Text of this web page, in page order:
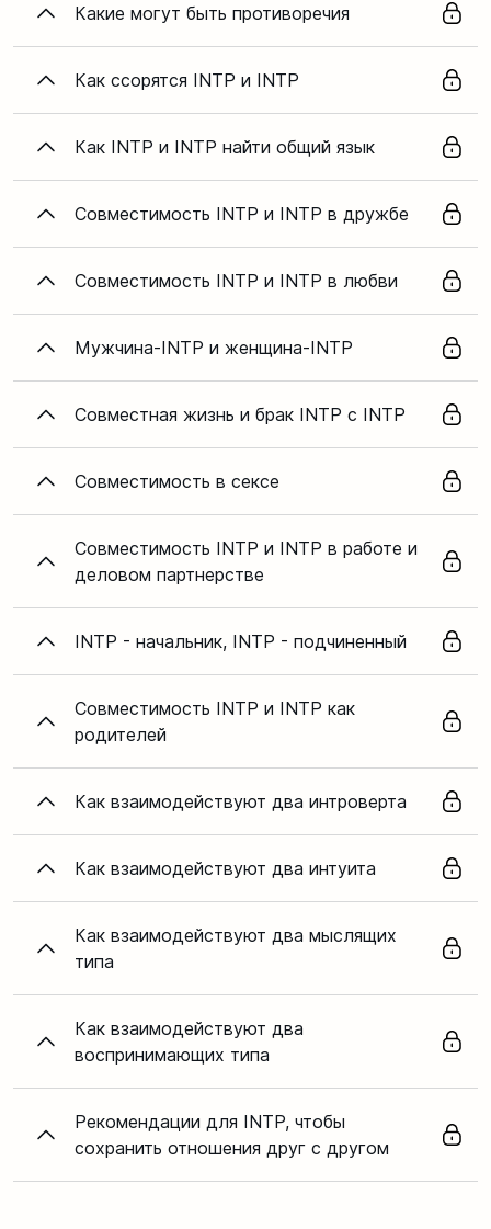
Какие могут быть противоречия
Как ссорятся INTP и INTP
Как INTP и INTP найти общий язык
Совместимость INTP и INTP в дружбе
Совместимость INTP и INTP в любви
Мужчина-INTP и женщина-INTP
Совместная жизнь и брак INTP с INTP
Совместимость в сексе
Совместимость INTP и INTP в работе и
деловом партнерстве
INTP - начальник, INTP - подчиненный
Совместимость INTP и INTP как
родителей
Как взаимодействуют два интроверта
Как взаимодействуют два интуита
Как взаимодействуют два мыслящих
типа
Как взаимодействуют два
воспринимающих типа
Рекомендации для INTP, чтобы
сохранить отношения друг с другом